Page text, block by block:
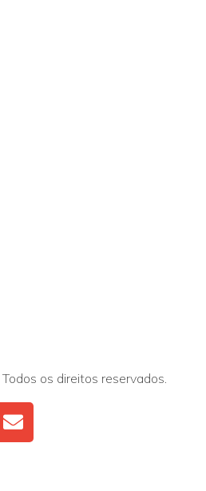
os direitos reservados.